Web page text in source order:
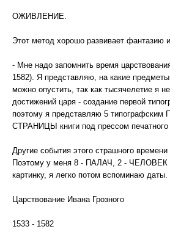
ОЖИВЛЕНИЕ.
Этот метод хорошо развивает фантазию
- Мне надо запомнить время
1582). Я представляю, на какие
можно опустить, так как тысячелетие я
достижений царя - создание первой
поэтому я представляю 5
СТРАНИЦЫ книги под прессом печатного
Другие события этого страшного
Поэтому у меня 8 - ПАЛАЧ, 2 - ЧЕЛОВЕК
картинку, я легко потом вспоминаю даты.
Царствование Ивана Грозного
1533 - 1582